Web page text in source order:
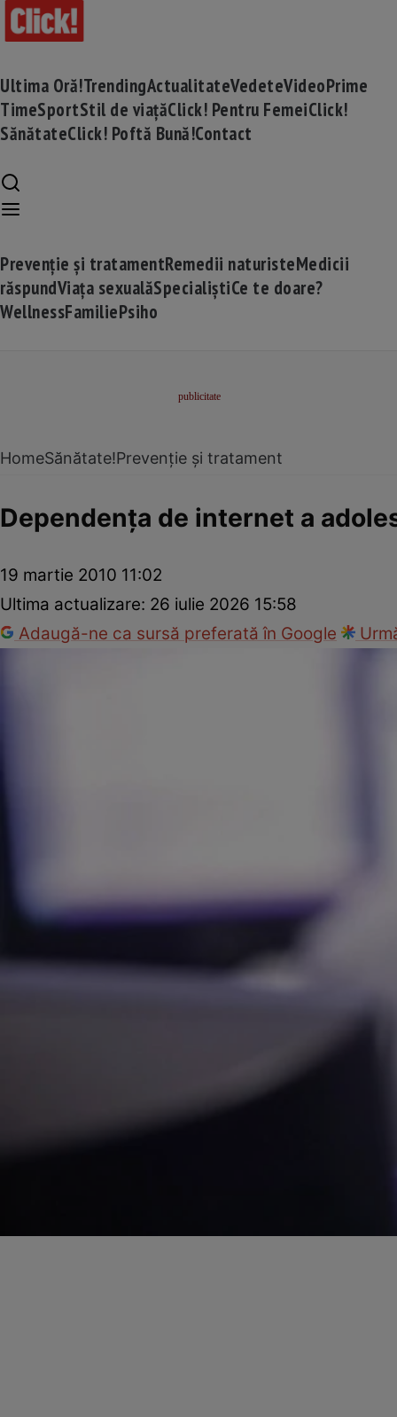
Ultima Oră!TrendingActualitateVedeteVideoPrime
TimeSportStil de viațăClick! Pentru FemeiClick!
SănătateClick! Poftă Bună!Contact
Prevenție și tratamentRemedii naturisteMedicii
răspundViața sexualăSpecialiștiCe te doare?
WellnessFamiliePsiho
HomeSănătate!Prevenție și tratament
Dependenţa de internet a
19 martie 2010 11:02
Ultima actualizare: 26 iulie 2026 15:58
Adaugă-ne ca sursă preferată în Google